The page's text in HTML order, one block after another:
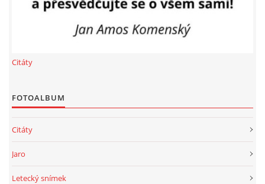
KDO JE KDO?
A-NÁVRH NAROVNÁNÍ BD
Citáty
FOTOALBUM
Citáty
Jaro
Letecký snímek